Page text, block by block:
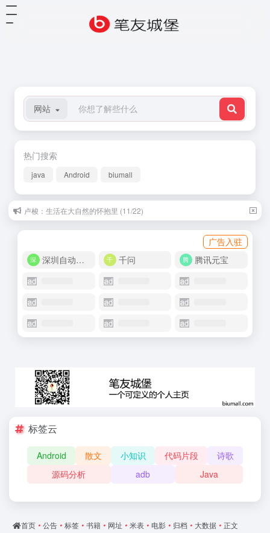
网站
热门搜索
java Android biumall
卢梭：生活在大自然的怀抱里 (11/22)
广告入驻
深圳自动化商城
千问 腾讯元宝
标签云
Android 散文 小知识 代码片段
诗歌
源码分析
adb Java
首页 • 公告 • 标签 • 书籍 • 网址 • 米表 • 电影 • 归档 • 大数据 • 正文